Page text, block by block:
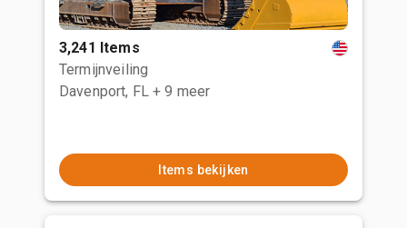
3,241 Items
Termijnveiling
Davenport, FL + 9 meer
Items bekijken